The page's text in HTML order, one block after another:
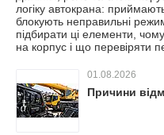
логіку автокрана:
блокують неправильні
підбирати ці елементи,
на корпус і що перевіряти
01.08.2026
Причини